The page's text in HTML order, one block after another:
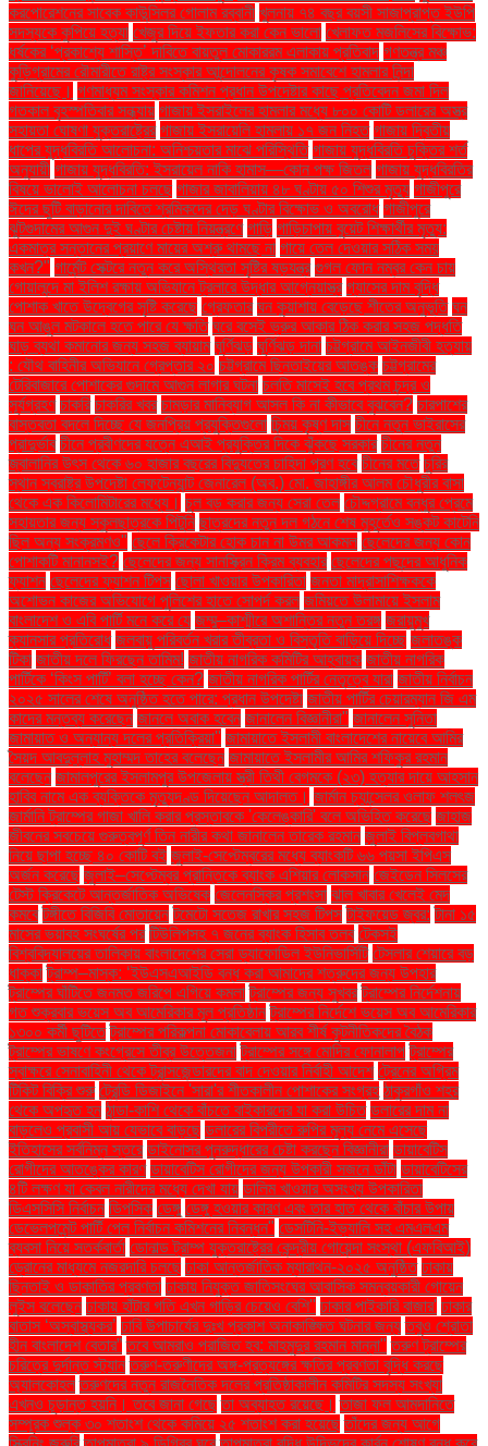
করপোরেশনের সাবেক কাউন্সিলর গোলাম রব্বানী খুলনায় ৭৪ বছর বয়সী সাজাপ্রাপ্ত ইউপি
সদস্যকে কুপিয়ে হত্যা খেজুর দিয়ে ইফতার করা কেন ভালো খেলাফত মজলিসের বিক্ষোভ:
ধর্ষকের ‘প্রকাশ্যে শাস্তি’ দাবিতে বায়তুল মোকাররম এলাকায় প্রতিবাদ গণতন্ত্র মঞ্চ
কুড়িগ্রামের রৌমারীতে রাষ্ট্র সংস্কার আন্দোলনের কৃষক সমাবেশে হামলার নিন্দা
জানিয়েছে। গণমাধ্যম সংস্কার কমিশন প্রধান উপদেষ্টার কাছে প্রতিবেদন জমা দিল
গতকাল বৃহস্পতিবার সন্ধ্যায় গাজায় ইসরাইলের হামলার মধ্যে ৮০০ কোটি ডলারের অস্ত্র
সহায়তা ঘোষণা যুক্তরাষ্ট্রের গাজায় ইসরায়েলি হামলায় ১৭ জন নিহত গাজায় দ্বিতীয়
ধাপের যুদ্ধবিরতি আলোচনা: অনিশ্চয়তার মাঝে পরিস্থিতি গাজায় যুদ্ধবিরতি চুক্তির শর্ত
অনুযায়ী গাজায় যুদ্ধবিরতি: ইসরায়েল নাকি হামাস—কোন পক্ষ জিতল গাজায় যুদ্ধবিরতির
বিষয়ে ভালোই আলোচনা চলছে গাজার জাবালিয়ায় ৪৮ ঘণ্টায় ৫০ শিশুর মৃত্যু গাজীপুরে
ঈদের ছুটি বাড়ানোর দাবিতে শ্রমিকদের দেড় ঘণ্টার বিক্ষোভ ও অবরোধ গাজীপুরে
ঝুটগুদামের আগুন দুই ঘণ্টার চেষ্টায় নিয়ন্ত্রণে গাড়ি গাড়িচাপায় বুয়েট শিক্ষার্থীর মৃত্যু:
একমাত্র সন্তানের প্রয়াণে মায়ের অশ্রু থামছে না গায়ে তেল দেওয়ার সঠিক সময়
কখন?" গার্মেন্ট সেক্টরে নতুন করে অস্থিরতা সৃষ্টির ষড়যন্ত্র গুগল ফোন নম্বর কেন চায়
গোয়ালন্দে মা ইলিশ রক্ষায় অভিযানে ট্রলারে উদ্ধার আগ্নেয়াস্ত্র গ্যাসের দাম বৃদ্ধি
পোশাক খাতে উদ্বেগের সৃষ্টি করেছে গ্রেফতার ঘন কুয়াশায় বেড়েছে শীতের অনুভূতি ঘন
ঘন আঙুল মটকালে হতে পারে যে ক্ষতি ঘরে বসেই ভ্রুর আকার ঠিক করার সহজ পদ্ধতি
ঘাড় ব্যথা কমানোর জন্য সহজ ব্যায়াম ঘূর্ণিঝড় ঘূর্ণিঝড় দানা চট্টগ্রামে আইনজীবী হত্যায়
: যৌথ বাহিনীর অভিযানে গ্রেপ্তার ২০ চট্টগ্রামে ছিনতাইয়ের আতঙ্ক চট্টগ্রামের
টেরিবাজারে পোশাকের গুদামে আগুন লাগার ঘটনা চলতি মাসেই হবে প্রথম চন্দ্র ও
সূর্যগ্রহণ চাকরি চাকরির খবর চামড়ার মানিব্যাগ আসল কি না কীভাবে বুঝবেন? চারপাশের
বাস্তবতা বদলে দিচ্ছে যে জনপ্রিয় প্রযুক্তিগুলো চিন্ময় কৃষ্ণ দাস চীনে নতুন ভাইরাসের
প্রাদুর্ভাব চীনে প্রবীণদের যত্নে এআই প্রযুক্তির দিকে ঝুঁকছে সরকার চীনের নতুন
জ্বালানির উৎস থেকে ৬০ হাজার বছরের বিদ্যুতের চাহিদা পূরণ হবে চীনের মতে চুরির
স্থান স্বরাষ্ট্র উপদেষ্টা লেফটেন্যান্ট জেনারেল (অব.) মো. জাহাঙ্গীর আলম চৌধুরীর বাসা
থেকে এক কিলোমিটারের মধ্যে। চুল বড় করার জন্য সেরা তেল চৌদ্দগ্রামে বন্ধুর প্রেমে
সহায়তার জন্য স্কুলছাত্রকে পিটুনি ছাত্রদের নতুন দল গঠনে শেষ মুহূর্তেও সঙ্কট কাটেনি
ছিল অন্য সংক্রমণও" ছেলে ক্রিকেটার হোক চান না উমর আকমল ছেলেদের জন্য কোন
পোশাকটি মানানসই? ছেলেদের জন্য সানস্ক্রিন ক্রিম ব্যবহার ছেলেদের পছন্দের আধুনিক
ফ্যাশন ছেলেদের ফ্যাশন টিপস ছোলা খাওয়ার উপকারিতা জনতা মাদ্রাসাশিক্ষককে
অশোভন কাজের অভিযোগে পুলিশের হাতে সোপর্দ করল জমিয়তে উলামায়ে ইসলাম
বাংলাদেশ ও এবি পার্টি মনে করে যে জম্মু–কাশ্মীরে অশান্তির নতুন তরঙ্গ জরায়ুমুখ
ক্যানসার প্রতিরোধ জলবায়ু পরিবর্তন খরার তীব্রতা ও বিস্তৃতি বাড়িয়ে দিচ্ছে জলাতঙ্ক
টিকা জাতীয় দলে ফিরছেন তামিম! জাতীয় নাগরিক কমিটির আহ্বায়ক জাতীয় নাগরিক
পার্টিকে ‘কিংস পার্টি’ বলা হচ্ছে কেন? জাতীয় নাগরিক পার্টির নেতৃত্বে যারা জাতীয় নির্বাচন
২০২৫ সালের শেষে অনুষ্ঠিত হতে পারে: প্রধান উপদেষ্টা জাতীয় পার্টির চেয়ারম্যান জি এম
কাদের মন্তব্য করেছেন জানলে অবাক হবেন জানালেন বিজ্ঞানীরা" জানালেন সুনিতা
জামায়াত ও অন্যান্য দলের প্রতিক্রিয়া'' জামায়াতে ইসলামী বাংলাদেশের নায়েবে আমির
সৈয়দ আবদুল্লাহ মুহাম্মদ তাহের বলেছেন জামায়াতে ইসলামীর আমির শফিকুর রহমান
বলেছেন জামালপুরের ইসলামপুর উপজেলায় স্ত্রী তিথী বেগমকে (২৩) হত্যার দায়ে আহসান
হাবিব নামে এক ব্যক্তিকে মৃত্যুদণ্ড দিয়েছেন আদালত। জার্মান চ্যান্সেলর ওলাফ শলৎজ
জার্মানি ট্রাম্পের গাজা খালি করার প্রস্তাবকে 'কেলেঙ্কারি' বলে অভিহিত করেছে জাহাজ
জীবনের সবচেয়ে গুরুত্বপূর্ণ তিন নারীর কথা জানালেন তারেক রহমান জুলাই বিপ্লবগাথা
নিয়ে ছাপা হচ্ছে ৪০ কোটি বই জুলাই-সেপ্টেম্বরের মধ্যে ব্যাংকটি ৬৬ পয়সা ইপিএস
অর্জন করেছে জুলাই–সেপ্টেম্বর প্রান্তিকে ব্যাংক এশিয়ার লোকসান জেইডেন সিলসের
টেস্ট ক্রিকেটে আন্তর্জাতিক অভিষেক জেলেনস্কির প্রশংসা ঝাল খাবার খেলেই মেদ
কমবে টঙ্গীতে বিজিবি মোতায়েন টমেটো সতেজ রাখার সহজ টিপস টাইফয়েড জ্বর: টানা ১৫
মাসের ভয়াবহ সংঘর্ষের পর টিউলিপসহ ৭ জনের ব্যাংক হিসাব তলব টেকসই
বিশ্ববিদ্যালয়ের তালিকায় বাংলাদেশের সেরা ড্যাফোডিল ইউনিভার্সিটি টেসলার শেয়ারে বড়
ধাক্কা ট্রাম্প–মাস্ক: ‘ইউএসএআইডি বন্ধ করা আমাদের শত্রুদের জন্য উপহার
ট্রাম্পের ঘাঁটিতে জনমত জরিপে এগিয়ে কমলা ট্রাম্পের জন্য সুখবর ট্রাম্পের নির্দেশনায়
গত শুক্রবার ভয়েস অব আমেরিকার মূল প্রতিষ্ঠান ট্রাম্পের নির্দেশে ভয়েস অব আমেরিকার
১৩০০ কর্মী ছুটিতে ট্রাম্পের পরিকল্পনা মোকাবেলায় আরব শীর্ষ কূটনীতিকদের বৈঠক
ট্রাম্পের ভাষণে কংগ্রেসে তীব্র উত্তেজনা ট্রাম্পের সঙ্গে মোদির ফোনালাপ ট্রাম্পের
স্বাক্ষরে সেনাবাহিনী থেকে ট্রান্সজেন্ডারদের বাদ দেওয়ার নির্বাহী আদেশ ট্রেনের অগ্রিম
টিকিট বিক্রি শুরু ট্রেন্ডি ডিজাইনে 'সারা'র শীতকালীন পোশাকের সংগ্রহ ঠাকুরগাঁও শহর
থেকে অপহৃত হন ঠান্ডা-কাশি থেকে বাঁচতে বাইকারদের যা করা উচিত ডলারের দাম না
বাড়লেও প্রবাসী আয় যেভাবে বাড়ছে ডলারের বিপরীতে রুপির মূল্য নেমে এসেছে
ইতিহাসের সর্বনিম্ন স্তরে ডাইনোসর পুনরুদ্ধারের চেষ্টা করছেন বিজ্ঞানীরা ডায়াবেটিস
রোগীদের আতঙ্কের কারণ ডায়াবেটিস রোগীদের জন্য উপকারী সজনে ডাঁটা ডায়াবেটিসের
৪টি লক্ষণ যা কেবল নারীদের মধ্যে দেখা যায় ডালিম খাওয়ার অসংখ্য উপকারিতা
ডিএসসিসি নির্বাচন ডিপসিক ডেঙ্গু ডেঙ্গু হওয়ার কারণ এবং তার হাত থেকে বাঁচার উপায়
ডেভেলপমেন্ট পার্টি পেল নির্বাচন কমিশনের নিবন্ধন" ডেসটিনি-ইভ্যালি সহ এমএলএম
ব্যবসা নিয়ে সতর্কবার্তা ডোনাল্ড ট্রাম্প যুক্তরাষ্ট্রের কেন্দ্রীয় গোয়েন্দা সংস্থা (এফবিআই)
ড্রোনের মাধ্যমে নজরদারি চলছে ঢাকা আন্তর্জাতিক ম্যারাথন-২০২৫ অনুষ্ঠিত ঢাকায়
ছিনতাই ও ডাকাতির প্রবণতা ঢাকায় নিযুক্ত জাতিসংঘের আবাসিক সমন্বয়কারী গোয়েন
লুইস বলেছেন ঢাকায় হাঁটার গতি এখন গাড়ির চেয়েও বেশি'' ঢাকার পাইকারি বাজার' ঢাকার
বাতাস ‘অস্বাস্থ্যকর’ ঢাবি উপাচার্যের দুঃখ প্রকাশ অনাকাঙ্ক্ষিত ঘটনার জন্য তবুও শ্রোতা
হীন বাংলাদেশ বেতার” তবে আমরাও পরাজিত হব: মাহমুদুর রহমান মান্না" তরুণ ট্রাম্পের
চরিত্রে দুর্দান্ত স্ট্যান তরুণ-তরুণীদের অঙ্গ-প্রত্যঙ্গের ক্ষতির প্রবণতা বৃদ্ধি করছে
অ্যালকোহল তরুণদের নতুন রাজনৈতিক দলের প্রতিষ্ঠাকালীন কমিটির সদস্য সংখ্যা
এখনও চূড়ান্ত হয়নি। তবে জানা গেছে তা অব্যাহত রয়েছে। তাজা ফল আমদানিতে
সম্পূরক শুল্ক ৩০ শতাংশ থেকে কমিয়ে ২৫ শতাংশ করা হয়েছে তাঁদের জন্য আগে